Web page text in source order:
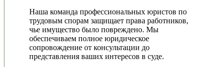
Наша команда профессиональных юристов по
трудовым спорам защищает права работников,
чье имущество было повреждено. Мы
обеспечиваем полное юридическое
сопровождение от консультации до
представления ваших интересов в суде.